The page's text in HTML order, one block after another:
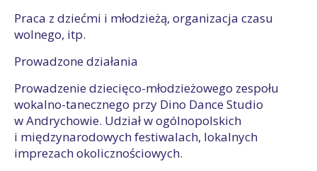
Praca z dziećmi i młodzieżą, organizacja czasu
wolnego, itp.
Prowadzone działania
Prowadzenie dziecięco-młodzieżowego zespołu
wokalno-tanecznego przy Dino Dance Studio
w Andrychowie. Udział w ogólnopolskich
i międzynarodowych festiwalach, lokalnych
imprezach okolicznościowych.